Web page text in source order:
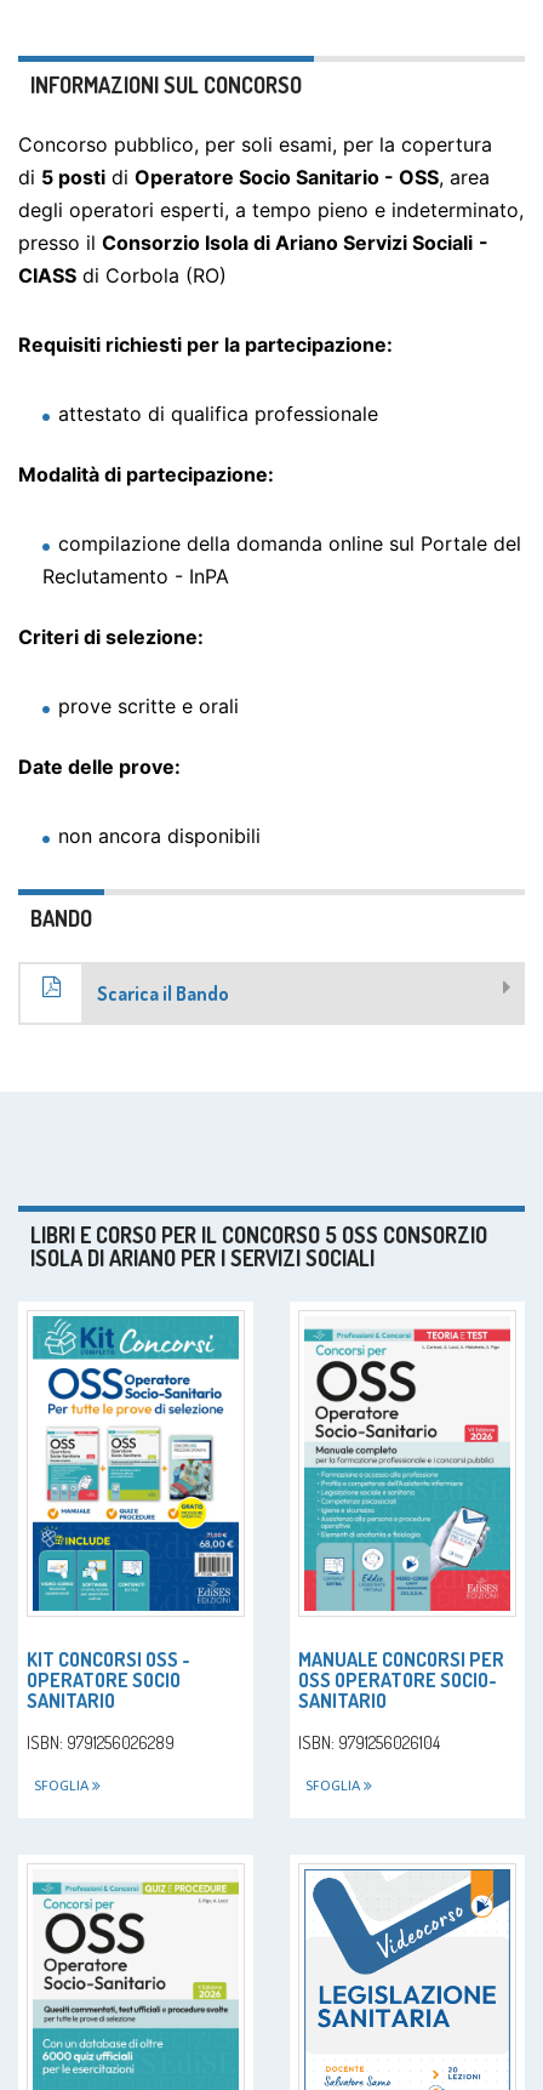
INFORMAZIONI SUL CONCORSO
Concorso pubblico, per soli esami, per la copertura
di 5 posti di Operatore Socio Sanitario - OSS, area
degli operatori esperti, a tempo pieno e indeterminato,
presso il Consorzio Isola di Ariano Servizi Sociali -
CIASS di Corbola (RO)
Requisiti richiesti per la partecipazione:
attestato di qualifica professionale
Modalità di partecipazione:
compilazione della domanda online sul Portale del
Reclutamento - InPA
Criteri di selezione:
prove scritte e orali
Date delle prove:
non ancora disponibili
BANDO
Scarica il Bando
LIBRI E CORSO PER IL CONCORSO 5 OSS CONSORZIO
ISOLA DI ARIANO PER I SERVIZI SOCIALI
KIT CONCORSI OSS -
OPERATORE SOCIO
SANITARIO
ISBN: 9791256026289
SFOGLIA
MANUALE CONCORSI PER
OSS OPERATORE SOCIO-
SANITARIO
ISBN: 9791256026104
SFOGLIA